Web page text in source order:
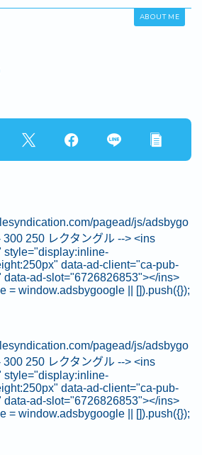
ABOUT ME
pagead/js/adsbygo
250 レクタングル --> <ins
style="display:inline-
data-ad-client="ca-pub-
ad-slot="6726826853"></ins>
= window.adsbygoogle || []).push({});
pagead/js/adsbygo
250 レクタングル --> <ins
style="display:inline-
data-ad-client="ca-pub-
ad-slot="6726826853"></ins>
= window.adsbygoogle || []).push({});